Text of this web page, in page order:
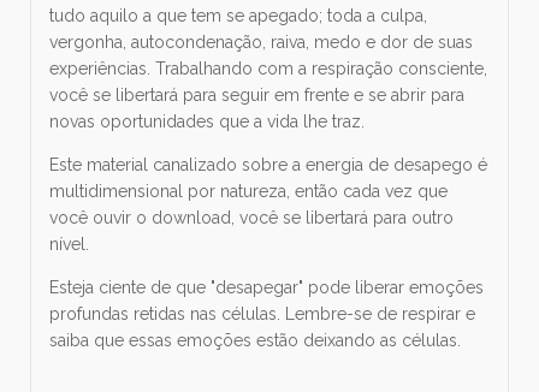
tudo aquilo a que tem se apegado; toda a culpa,
vergonha, autocondenação, raiva, medo e dor de suas
experiências. Trabalhando com a respiração consciente,
você se libertará para seguir em frente e se abrir para
novas oportunidades que a vida lhe traz.
Este material canalizado sobre a energia de desapego é
multidimensional por natureza, então cada vez que
você ouvir o download, você se libertará para outro
nível.
Esteja ciente de que "desapegar" pode liberar emoções
profundas retidas nas células. Lembre-se de respirar e
saiba que essas emoções estão deixando as células.